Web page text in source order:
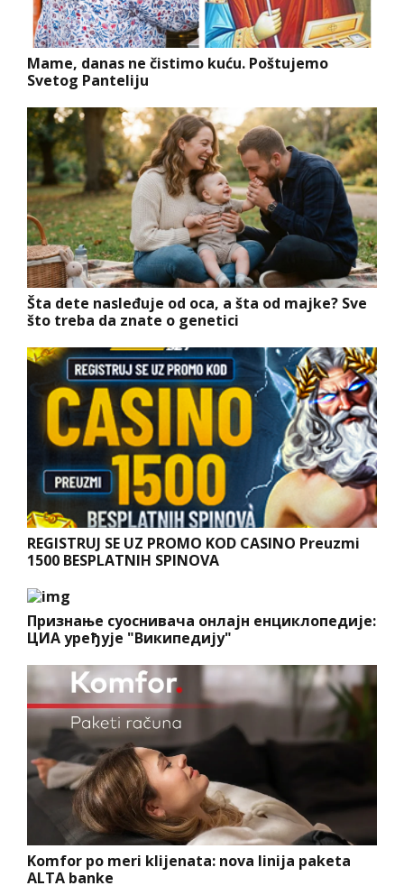
Mame, danas ne čistimo kuću. Poštujemo
Svetog Panteliju
Šta dete nasleđuje od oca, a šta od majke? Sve
što treba da znate o genetici
REGISTRUJ SE UZ PROMO KOD CASINO Preuzmi
1500 BESPLATNIH SPINOVA
Признање суоснивача онлајн енциклопедије:
ЦИА уређује "Википедију"
Komfor po meri klijenata: nova linija paketa
ALTA banke